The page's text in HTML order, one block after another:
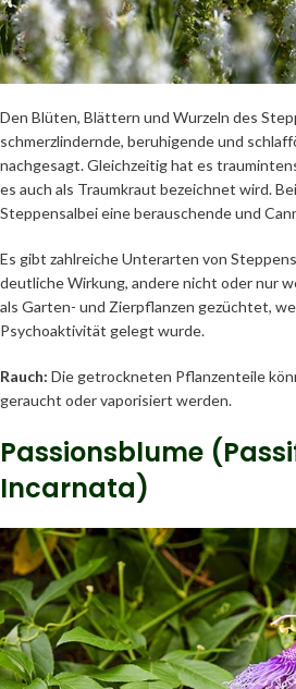
Den Blüten, Blättern und Wurzeln des
schmerzlindernde, beruhigende und
nachgesagt. Gleichzeitig hat es
es auch als Traumkraut bezeichnet wird.
Steppensalbei eine berauschende und
Es gibt zahlreiche Unterarten von
deutliche Wirkung, andere nicht oder nur
als Garten- und Zierpflanzen gezüchtet,
Psychoaktivität gelegt wurde.
Rauch: Die getrockneten Pflanzenteile
geraucht oder vaporisiert werden.
Passionsblume
Incarnata)